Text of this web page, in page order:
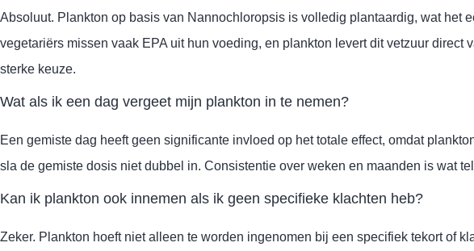
Absoluut. Plankton op basis van Nannochloropsis is volledig plantaardig, wat het
vegetariërs missen vaak EPA uit hun voeding, en plankton levert dit vetzuur
sterke keuze.
Wat als ik een dag vergeet mijn plankton in te nemen?
Een gemiste dag heeft geen significante invloed op het totale effect, omdat
sla de gemiste dosis niet dubbel in. Consistentie over weken en maanden is wat
Kan ik plankton ook innemen als ik geen specifieke klachten heb?
Zeker. Plankton hoeft niet alleen te worden ingenomen bij een specifiek tekort of